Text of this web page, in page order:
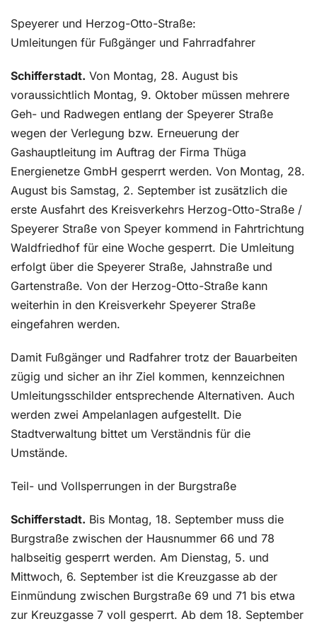
Speyerer und Herzog-Otto-Straße:
Umleitungen für Fußgänger und Fahrradfahrer
Schifferstadt. Von Montag, 28. August bis
voraussichtlich Montag, 9. Oktober müssen mehrere
Geh- und Radwegen entlang der Speyerer Straße
wegen der Verlegung bzw. Erneuerung der
Gashauptleitung im Auftrag der Firma Thüga
Energienetze GmbH gesperrt werden. Von Montag, 28.
August bis Samstag, 2. September ist zusätzlich die
erste Ausfahrt des Kreisverkehrs Herzog-Otto-Straße /
Speyerer Straße von Speyer kommend in Fahrtrichtung
Waldfriedhof für eine Woche gesperrt. Die Umleitung
erfolgt über die Speyerer Straße, Jahnstraße und
Gartenstraße. Von der Herzog-Otto-Straße kann
weiterhin in den Kreisverkehr Speyerer Straße
eingefahren werden.
Damit Fußgänger und Radfahrer trotz der Bauarbeiten
zügig und sicher an ihr Ziel kommen, kennzeichnen
Umleitungsschilder entsprechende Alternativen. Auch
werden zwei Ampelanlagen aufgestellt. Die
Stadtverwaltung bittet um Verständnis für die
Umstände.
Teil- und Vollsperrungen in der Burgstraße
Schifferstadt. Bis Montag, 18. September muss die
Burgstraße zwischen der Hausnummer 66 und 78
halbseitig gesperrt werden. Am Dienstag, 5. und
Mittwoch, 6. September ist die Kreuzgasse ab der
Einmündung zwischen Burgstraße 69 und 71 bis etwa
zur Kreuzgasse 7 voll gesperrt. Ab dem 18. September